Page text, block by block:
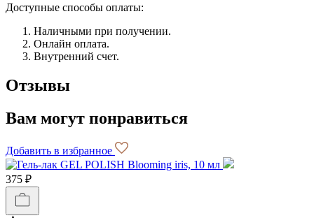
Доступные способы оплаты:
Наличными при получении.
Онлайн оплата.
Внутренний счет.
Отзывы
Вам могут понравиться
Добавить в избранное
375 ₽